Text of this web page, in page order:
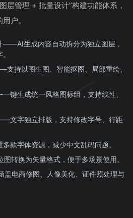
层管理 + 批量设计”构建功能体系，
户。
——AI生成内容自动拆分为独立图层，
持以图生图、智能抠图、局部重绘、
键生成统一风格图标组，支持线性、
文字独立排版，支持修改字号、行距
款字体资源，减少中文乱码问题。
转换为矢量格式，便于多场景使用。
电商修图、人像美化、证件照处理与